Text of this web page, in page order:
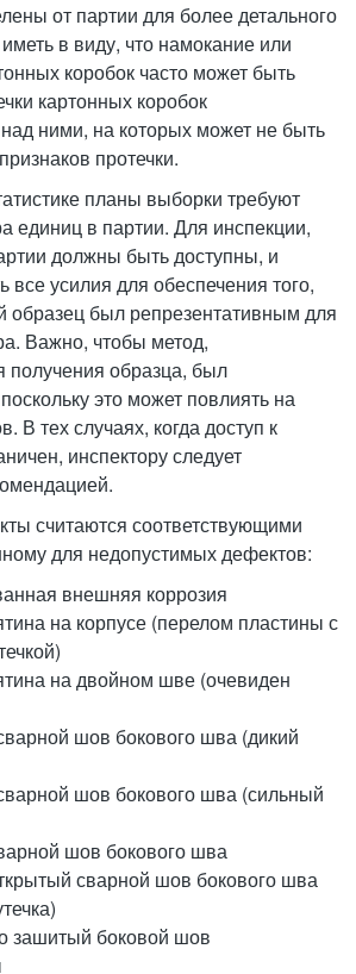
от партии для более детального
в виду, что намокание или
коробок часто может быть
картонных коробок
ними, на которых может не быть
протечки.
планы выборки требуют
единиц в партии. Для инспекции,
должны быть доступны, и
все усилия для обеспечения того,
образец был репрезентативным для
Важно, чтобы метод,
получения образца, был
это может повлиять на
В тех случаях, когда доступ к
инспектору следует
считаются соответствующими
для недопустимых дефектов:
внешняя коррозия
на корпусе (перелом пластины с
на двойном шве (очевиден
шов бокового шва (дикий
шов бокового шва (сильный
шов бокового шва
сварной шов бокового шва
зашитый боковой шов